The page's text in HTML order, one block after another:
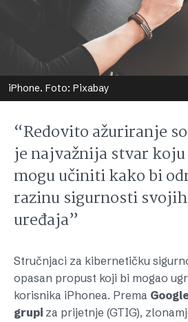
iPhone. Foto: Pixabay
“Redovito ažuriranje
je najvažnija stvar
mogu učiniti kako bi
razinu sigurnosti
uređaja”
Stručnjaci za kibernetičku
opasan propust koji bi mogao
korisnika iPhonea. Prema
grupi za prijetnje (GTIG),